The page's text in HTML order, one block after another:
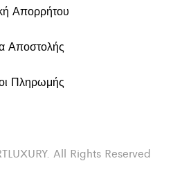
Απορρήτου
Αποστολής
Πληρωμής
All Rights Reserved